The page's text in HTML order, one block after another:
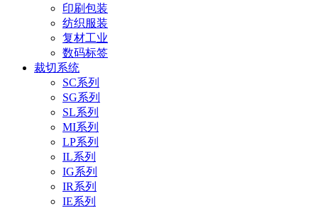
印刷包装
纺织服装
复材工业
数码标签
裁切系统
SC系列
SG系列
SL系列
MI系列
LP系列
IL系列
IG系列
IR系列
IE系列